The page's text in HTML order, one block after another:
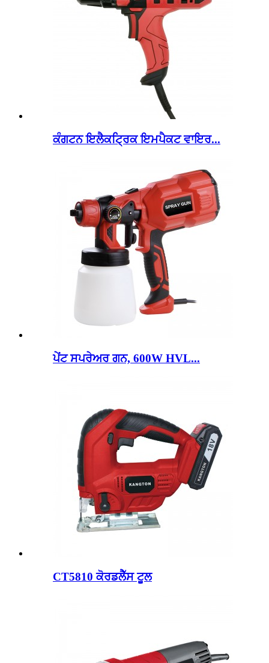
ਕੰਗਟਨ ਇਲੈਕਟ੍ਰਿਕ ਇਮਪੈਕਟ ਵਾਇਰ...
ਪੇਂਟ ਸਪਰੇਅਰ ਗਨ, 600W HVL...
CT5810 ਕੋਰਡਲੈੱਸ ਟੂਲ